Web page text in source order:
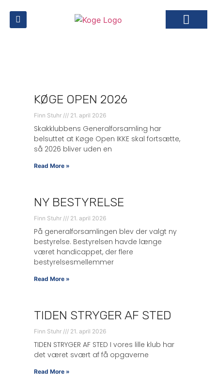
KØGE OPEN 2026
Finn Stuhr 21. april 2026
Skakklubbens Generalforsamling har
belsuttet at Køge Open IKKE skal fortsætte,
så 2026 bliver uden en
Read More »
NY BESTYRELSE
Finn Stuhr 21. april 2026
På generalforsamlingen blev der valgt ny
bestyrelse. Bestyrelsen havde længe
været handicappet, der flere
bestyrelsesmellemmer
Read More »
TIDEN STRYGER AF STED
Finn Stuhr 21. april 2026
TIDEN STRYGER AF STED I vores lille klub har
det været svært af få opgaverne
Read More »